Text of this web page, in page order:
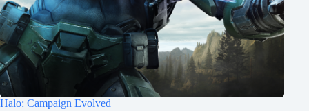
Halo: Campaign Evolved